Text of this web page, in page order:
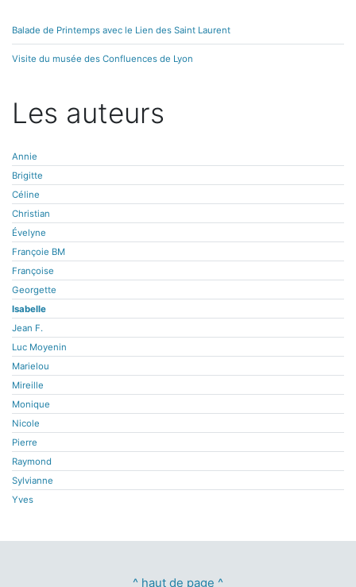
Balade de Printemps avec le Lien des Saint Laurent
Visite du musée des Confluences de Lyon
Les auteurs
Annie
Brigitte
Céline
Christian
Évelyne
Françoie BM
Françoise
Georgette
Isabelle
Jean F.
Luc Moyenin
Marielou
Mireille
Monique
Nicole
Pierre
Raymond
Sylvianne
Yves
^ haut de page ^